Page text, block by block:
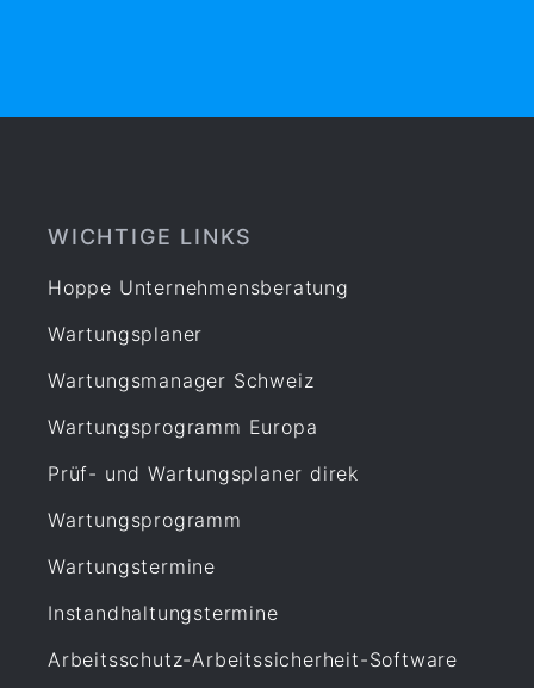
WICHTIGE LINKS
Hoppe Unternehmensberatung
Wartungsplaner
Wartungsmanager Schweiz
Wartungsprogramm Europa
Prüf- und Wartungsplaner direk
Wartungsprogramm
Wartungstermine
Instandhaltungstermine
Arbeitsschutz-Arbeitssicherheit-Software